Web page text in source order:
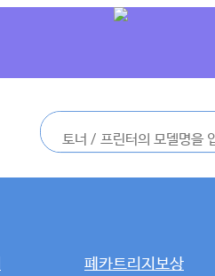
폐카트리지보상